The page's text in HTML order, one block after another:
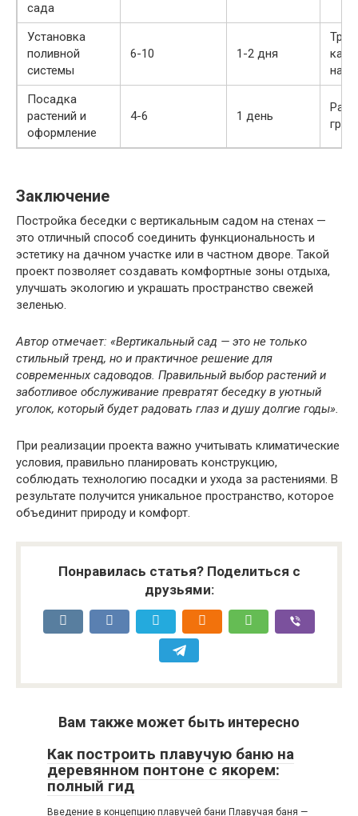
сада
Установка
поливной
системы
6-10 1-2 дня
Посадка
растений и
оформление
4-6 1 день
Заключение
Постройка беседки с вертикальным садом на стенах —
это отличный способ соединить функциональность и
эстетику на дачном участке или в частном дворе. Такой
проект позволяет создавать комфортные зоны отдыха,
улучшать экологию и украшать пространство свежей
зеленью.
Автор отмечает: «Вертикальный сад — это не только
стильный тренд, но и практичное решение для
современных садоводов. Правильный выбор растений и
заботливое обслуживание превратят беседку в уютный
уголок, который будет радовать глаз и душу долгие годы».
При реализации проекта важно учитывать климатические
условия, правильно планировать конструкцию,
соблюдать технологию посадки и ухода за растениями. В
результате получится уникальное пространство, которое
объединит природу и комфорт.
Понравилась статья? Поделиться с
друзьями:
Вам также может быть интересно
Как построить плавучую баню на
деревянном понтоне с якорем:
полный гид
Введение в концепцию плавучей бани Плавучая баня —